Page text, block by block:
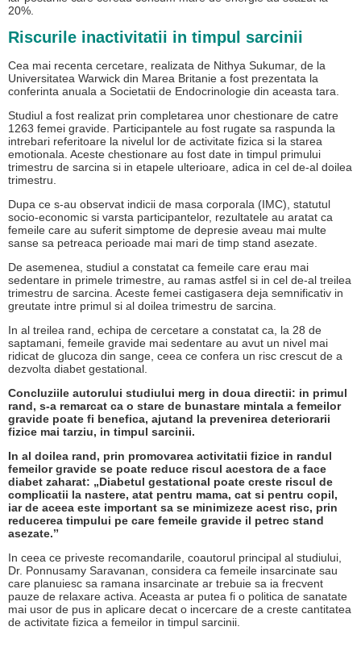
20%.
Riscurile inactivitatii in timpul sarcinii
Cea mai recenta cercetare, realizata de Nithya Sukumar, de la
Universitatea Warwick din Marea Britanie a fost prezentata la
conferinta anuala a Societatii de Endocrinologie din aceasta tara.
Studiul a fost realizat prin completarea unor chestionare de catre
1263 femei gravide. Participantele au fost rugate sa raspunda la
intrebari referitoare la nivelul lor de activitate fizica si la starea
emotionala. Aceste chestionare au fost date in timpul primului
trimestru de sarcina si in etapele ulterioare, adica in cel de-al doilea
trimestru.
Dupa ce s-au observat indicii de masa corporala (IMC), statutul
socio-economic si varsta participantelor, rezultatele au aratat ca
femeile care au suferit simptome de depresie aveau mai multe
sanse sa petreaca perioade mai mari de timp stand asezate.
De asemenea, studiul a constatat ca femeile care erau mai
sedentare in primele trimestre, au ramas astfel si in cel de-al treilea
trimestru de sarcina. Aceste femei castigasera deja semnificativ in
greutate intre primul si al doilea trimestru de sarcina.
In al treilea rand, echipa de cercetare a constatat ca, la 28 de
saptamani, femeile gravide mai sedentare au avut un nivel mai
ridicat de glucoza din sange, ceea ce confera un risc crescut de a
dezvolta diabet gestational.
Concluziile autorului studiului merg in doua directii: in primul
rand, s-a remarcat ca o stare de bunastare mintala a femeilor
gravide poate fi benefica, ajutand la prevenirea deteriorarii
fizice mai tarziu, in timpul sarcinii.
In al doilea rand, prin promovarea activitatii fizice in randul
femeilor gravide se poate reduce riscul acestora de a face
diabet zaharat: „Diabetul gestational poate creste riscul de
complicatii la nastere, atat pentru mama, cat si pentru copil,
iar de aceea este important sa se minimizeze acest risc, prin
reducerea timpului pe care femeile gravide il petrec stand
asezate.ˮ
In ceea ce priveste recomandarile, coautorul principal al studiului,
Dr. Ponnusamy Saravanan, considera ca femeile insarcinate sau
care planuiesc sa ramana insarcinate ar trebuie sa ia frecvent
pauze de relaxare activa. Aceasta ar putea fi o politica de sanatate
mai usor de pus in aplicare decat o incercare de a creste cantitatea
de activitate fizica a femeilor in timpul sarcinii.